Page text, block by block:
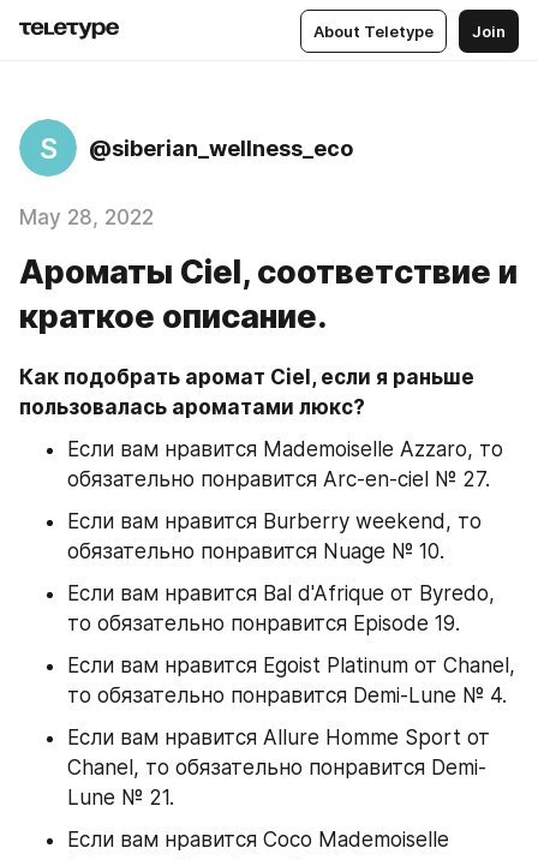
About Teletype Join
S @siberian_wellness_eco
May 28, 2022
Ароматы Ciel, соответствие и
краткое описание.
Как подобрать аромат Ciel, если я раньше
пользовалась ароматами люкс?
Если вам нравится Mademoiselle Azzaro, то
обязательно понравится Arc-en-ciel № 27.
Если вам нравится Burberry weekend, то
обязательно понравится Nuage № 10.
Если вам нравится Bal d'Afrique от Byredo,
то обязательно понравится Episode 19.
Если вам нравится Egoist Platinum от Chanel,
то обязательно понравится Demi-Lune № 4.
Если вам нравится Allure Homme Sport от
Chanel, то обязательно понравится Demi-
Lune № 21.
Если вам нравится Coco Mademoiselle